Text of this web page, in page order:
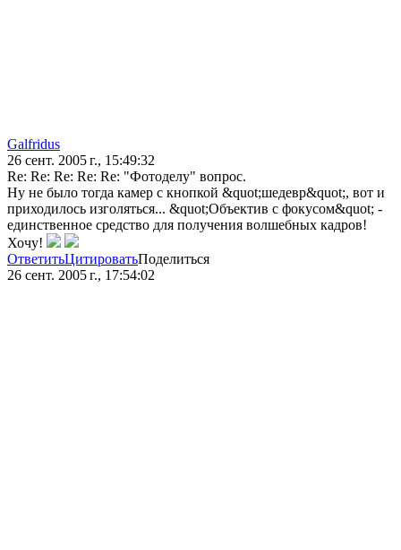
Galfridus
26 сент. 2005 г., 15:49:32
Re: Re: Re: Re: Re: "Фотоделу" вопрос.
Ну не было тогда камер с кнопкой &quot;шедевр&quot;, вот и
приходилось изголяться... &quot;Объектив с фокусом&quot; -
единственное средство для получения волшебных кадров!
Хочу!
ОтветитьЦитироватьПоделиться
26 сент. 2005 г., 17:54:02